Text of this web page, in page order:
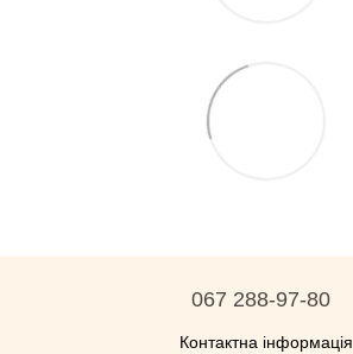
067 288-97-80
Контактна інформація